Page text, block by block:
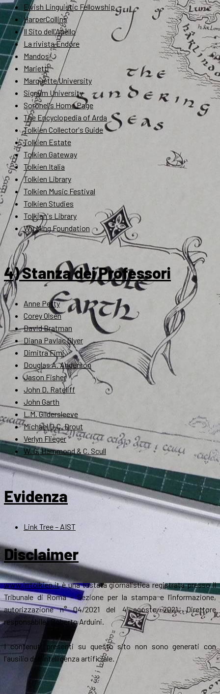
Elvish Linguistic Fellowship
HarperCollins
Il Sito dell'Anello
La rivista Endóre
Mandos
Marietti
Marquette University
Signum University
Soronel's Home Page
The Encyclopedia of Arda
Tolkien Collector's Guide
Tolkien Estate
Tolkien Gateway
Tolkien Italia
Tolkien Library
Tolkien Music Festival
Tolkien Studies
Tolkien's Library
Wu Ming Foundation
4) Stanza dei Professori
Anne Petty
Corey Olsen
David Bratman
Diana Pavlac Glyer
Dimitra Fimi
Douglas A. Anderson
Jason Fisher
John D. Rateliff
John Garth
L.M. Gildersleeve
Michael D.C. Drout
Verlyn Flieger
W. G. Hammond & C. Scull
Evidenza
Link Tree – AIST
Disclaimer
www.jrrtolkien.itè una testata giornalistica registrata presso il
Tribunale di Roma - Sezione per la stampa e l’informazione,
autorizzazione n° 04/2021 del 4 agosto 2021. Direttore
responsabile: Roberto Arduini.
I contenuti presenti su questo sito non sono generati con
l'ausilio dell'intelligenza artificiale.